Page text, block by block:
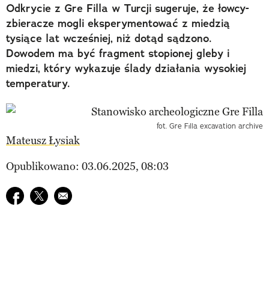
Odkrycie z Gre Filla w Turcji sugeruje, że łowcy-
zbieracze mogli eksperymentować z miedzią
tysiące lat wcześniej, niż dotąd sądzono.
Dowodem ma być fragment stopionej gleby i
miedzi, który wykazuje ślady działania wysokiej
temperatury.
fot. Gre Fılla excavation archive
Mateusz Łysiak
Opublikowano: 03.06.2025, 08:03
Udostępnij na facebook
Udostępnij na twitter
E-mail do przyjaciela